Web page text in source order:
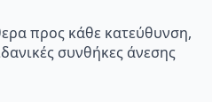
προς κάθε κατεύθυνση,
συνθήκες άνεσης